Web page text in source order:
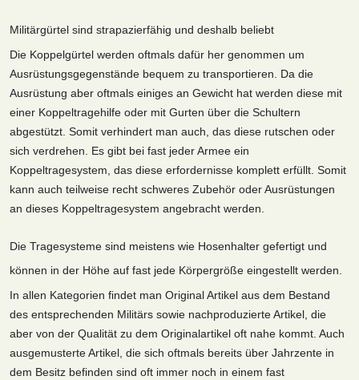
Militärgürtel sind strapazierfähig und deshalb beliebt
Die Koppelgürtel werden oftmals dafür her genommen um
Ausrüstungsgegenstände bequem zu transportieren. Da die
Ausrüstung aber oftmals einiges an Gewicht hat werden diese mit
einer Koppeltragehilfe oder mit Gurten über die Schultern
abgestützt. Somit verhindert man auch, das diese rutschen oder
sich verdrehen. Es gibt bei fast jeder Armee ein
Koppeltragesystem, das diese erfordernisse komplett erfüllt. Somit
kann auch teilweise recht schweres Zubehör oder Ausrüstungen
an dieses Koppeltragesystem angebracht werden.
Die Tragesysteme sind meistens wie Hosenhalter gefertigt und
können in der Höhe auf fast jede Körpergröße eingestellt werden.
In allen Kategorien findet man Original Artikel aus dem Bestand
des entsprechenden Militärs sowie nachproduzierte Artikel, die
aber von der Qualität zu dem Originalartikel oft nahe kommt. Auch
ausgemusterte Artikel, die sich oftmals bereits über Jahrzente in
dem Besitz befinden sind oft immer noch in einem fast